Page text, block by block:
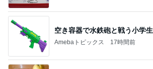
空き容器で水鉄砲と戦う小学生
Amebaトピックス 17時間前